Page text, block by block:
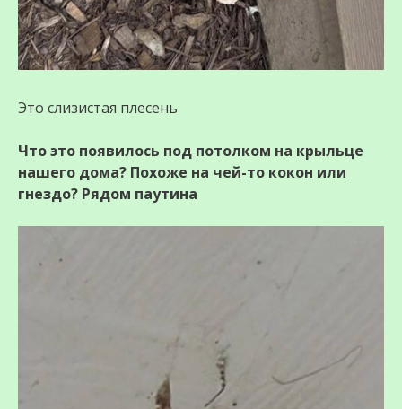
Это слизистая плесень
Что это появилось под потолком на крыльце
нашего дома? Похоже на чей-то кокон или
гнездо? Рядом паутина